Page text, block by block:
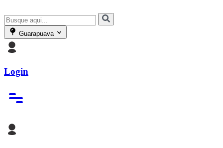
Guarapuava
Login